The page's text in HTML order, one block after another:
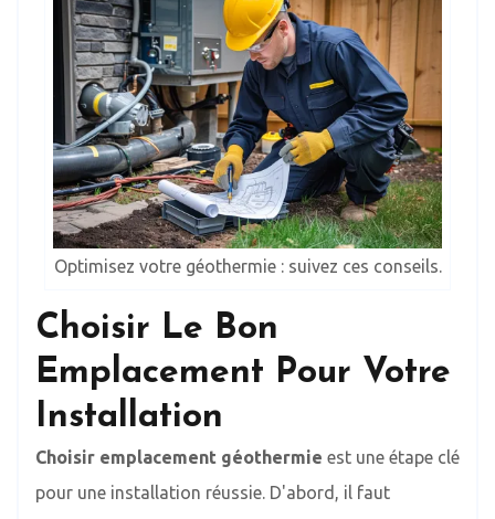
Optimisez votre géothermie : suivez ces conseils.
Choisir Le Bon
Emplacement Pour Votre
Installation
Choisir emplacement géothermie est une étape clé
pour une installation réussie. D'abord, il faut